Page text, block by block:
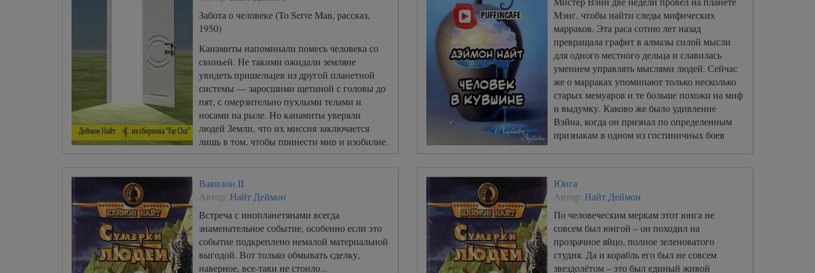
Забота о человеке (To Serve Man, рассказ,
1950)
Канамиты напоминали помесь человека со
свиньей. Не такими ожидали земляне
увидеть пришельцев из другой планетной
системы — заросшими щетиной с головы до
пят, с омерзительно пухлыми телами и
носами на рыле. Но канамиты уверяли
людей Земли, что их миссия заключается
лишь в том, чтобы принести мир и изобилие.
Мэнг, чтобы найти следы мифических
марраков. Эта раса сотню лет назад
превращала графит в алмазы силой мысли
для одного местного дельца и славилась
умением управлять мыслями людей. Сейчас
же о марраках упоминают только несколько
старых мемуаров и те больше похожи на миф
и выдумку. Каково же было удивление
Вэйна, когда он признал по определенным
признакам в одном из гостиничных боев
Вавилон II
Автор: Найт Деймон
Встреча с инопланетянами всегда
знаменательное событие, особенно если это
событие подкреплено немалой материальной
выгодой. Вот только обмывать сделку,
наверное, все-таки не стоило...
Юнга
Автор: Найт Деймон
По человеческим меркам этот юнга не
совсем был юнгой – он походил на
прозрачное яйцо, полное зеленоватого
студня. Да и корабль его был не совсем
звездолётом – это был единый живой